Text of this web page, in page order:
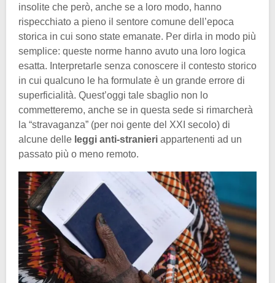
insolite che però, anche se a loro modo, hanno
rispecchiato a pieno il sentore comune dell’epoca
storica in cui sono state emanate. Per dirla in modo più
semplice: queste norme hanno avuto una loro logica
esatta. Interpretarle senza conoscere il contesto storico
in cui qualcuno le ha formulate è un grande errore di
superficialità. Quest’oggi tale sbaglio non lo
commetteremo, anche se in questa sede si rimarcherà
la “stravaganza” (per noi gente del XXI secolo) di
alcune delle leggi anti-stranieri appartenenti ad un
passato più o meno remoto.